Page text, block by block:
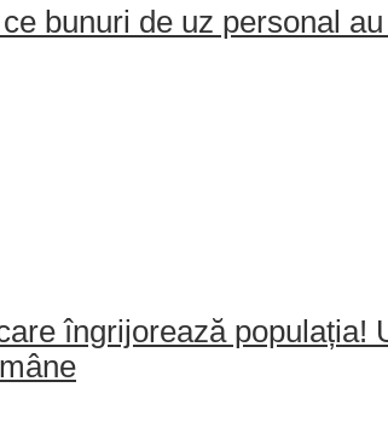
bunuri de uz personal
îngrijorează populația!